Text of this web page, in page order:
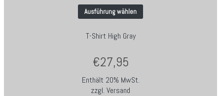
Ausführung wählen
T-Shirt High Gray
€27,95
Enthält 20% MwSt.
zzgl. Versand